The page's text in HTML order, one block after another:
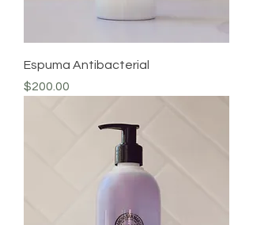
Espuma Antibacterial
Precio
$200.00